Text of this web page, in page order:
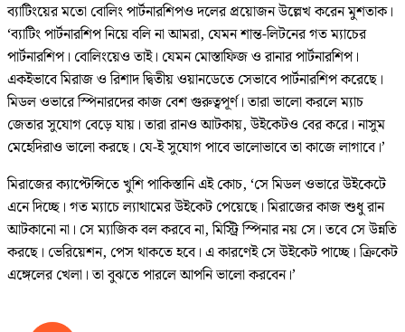
ব্যাটিংয়ের মতো বোলিং পার্টনারশিপও দলের প্রয়োজন উল্লেখ করেন মুশতাক।
‘ব্যাটিং পার্টনারশিপ নিয়ে বলি না আমরা, যেমন শান্ত-লিটনের গত ম্যাচের
পার্টনারশিপ। বোলিংয়েও তাই। যেমন মোস্তাফিজ ও রানার পার্টনারশিপ।
একইভাবে মিরাজ ও রিশাদ দ্বিতীয় ওয়ানডেতে সেভাবে পার্টনারশিপ করেছে।
মিডল ওভারে স্পিনারদের কাজ বেশ গুরুত্বপূর্ণ। তারা ভালো করলে ম্যাচ
জেতার সুযোগ বেড়ে যায়। তারা রানও আটকায়, উইকেটও বের করে। নাসুম
মেহেদিরাও ভালো করছে। যে-ই সুযোগ পাবে ভালোভাবে তা কাজে লাগাবে।’
মিরাজের ক্যাপ্টেন্সিতে খুশি পাকিস্তানি এই কোচ, ‘সে মিডল ওভারে উইকেটে
এনে দিচ্ছে। গত ম্যাচে ল্যাথামের উইকেট পেয়েছে। মিরাজের কাজ শুধু রান
আটকানো না। সে ম্যাজিক বল করবে না, মিস্ট্রি স্পিনার নয় সে। তবে সে উন্নতি
করছে। ভেরিয়েশন, পেস থাকতে হবে। এ কারণেই সে উইকেট পাচ্ছে। ক্রিকেট
এঙ্গেলের খেলা। তা বুঝতে পারলে আপনি ভালো করবেন।’